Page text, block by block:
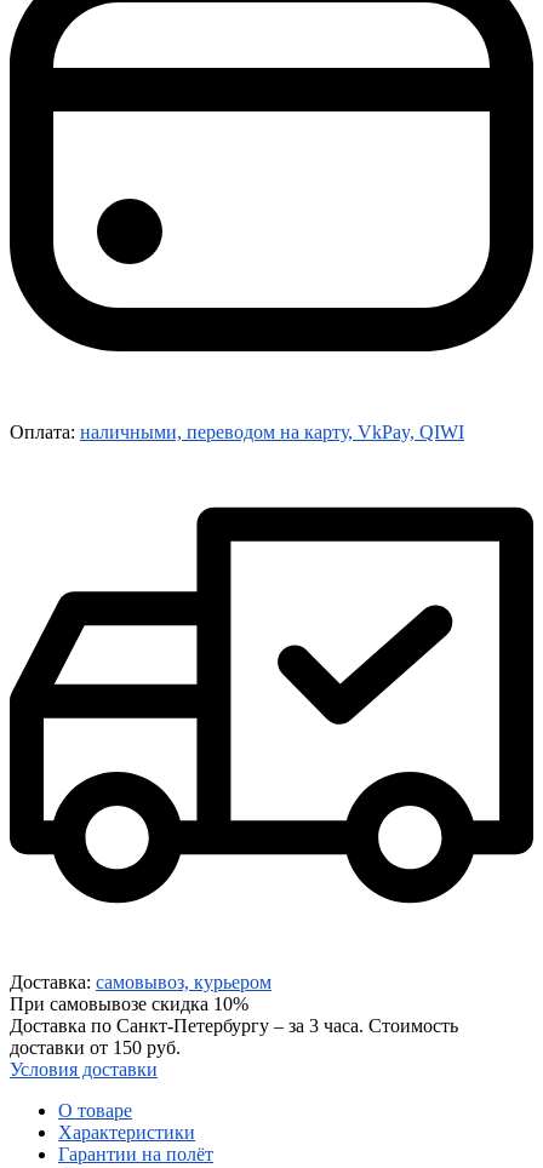
Оплата: наличными, переводом на карту, VkPay, QIWI
Доставка: самовывоз, курьером
При самовывозе скидка 10%
Доставка по Санкт-Петербургу – за 3 часа. Стоимость
доставки от 150 руб.
Условия доставки
О товаре
Характеристики
Гарантии на полёт